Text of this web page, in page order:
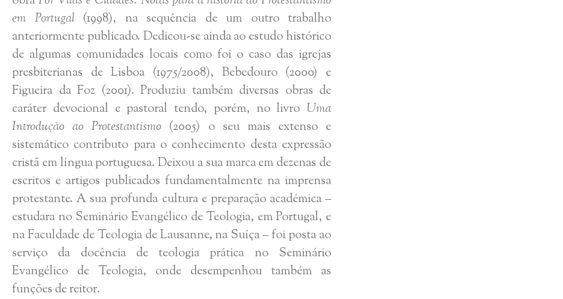
em Portugal(1998), na sequência de um outro trabalho
anteriormente publicado. Dedicou-se ainda ao estudo histórico
de algumas comunidades locais como foi o caso das igrejas
presbiterianas de Lisboa (1975/2008), Bebedouro (2000) e
Figueira da Foz (2001). Produziu também diversas obras de
caráter devocional e pastoral tendo, porém, no livro Uma
Introdução ao Protestantismo (2005) o seu mais extenso e
sistemático contributo para o conhecimento desta expressão
cristã em língua portuguesa. Deixou a sua marca em dezenas de
escritos e artigos publicados fundamentalmente na imprensa
protestante. A sua profunda cultura e preparação académica –
estudara no Seminário Evangélico de Teologia, em Portugal, e
na Faculdade de Teologia de Lausanne, na Suíça – foi posta ao
serviço da docência de teologia prática no Seminário
Evangélico de Teologia, onde desempenhou também as
funções de reitor.